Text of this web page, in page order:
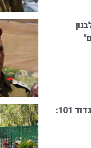
לבנון
20 שנה לנפילתו של סגן יפתח שרייר ז"ל, מ"מ בגדוד 101: